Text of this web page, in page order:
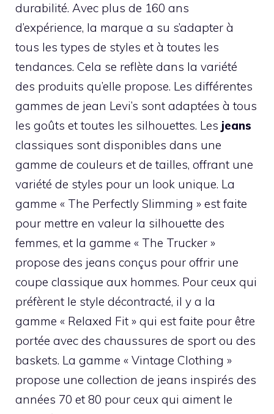
durabilité. Avec plus de 160 ans
d’expérience, la marque a su s’adapter à
tous les types de styles et à toutes les
tendances. Cela se reflète dans la variété
des produits qu’elle propose. Les différentes
gammes de jean Levi’s sont adaptées à tous
les goûts et toutes les silhouettes. Les jeans
classiques sont disponibles dans une
gamme de couleurs et de tailles, offrant une
variété de styles pour un look unique. La
gamme « The Perfectly Slimming » est faite
pour mettre en valeur la silhouette des
femmes, et la gamme « The Trucker »
propose des jeans conçus pour offrir une
coupe classique aux hommes. Pour ceux qui
préfèrent le style décontracté, il y a la
gamme « Relaxed Fit » qui est faite pour être
portée avec des chaussures de sport ou des
baskets. La gamme « Vintage Clothing »
propose une collection de jeans inspirés des
années 70 et 80 pour ceux qui aiment le